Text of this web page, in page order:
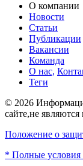
О компании
Новости
Статьи
Публикации
Вакансии
Команда
О нас,
Теги
© 2026
сайте,не
Положение о
* Полные условия